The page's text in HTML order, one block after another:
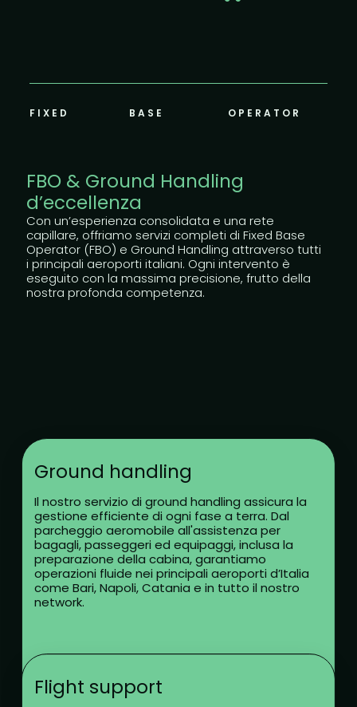
FIXED BASE OPERATOR
FBO & Ground Handling
d’eccellenza
Con un’esperienza consolidata e una rete
capillare, offriamo servizi completi di Fixed Base
Operator (FBO) e Ground Handling attraverso tutti
i principali aeroporti italiani. Ogni intervento è
eseguito con la massima precisione, frutto della
nostra profonda competenza.
Ground handling
Il nostro servizio di ground handling assicura la
gestione efficiente di ogni fase a terra. Dal
parcheggio aeromobile all'assistenza per
bagagli, passeggeri ed equipaggi, inclusa la
preparazione della cabina, garantiamo
operazioni fluide nei principali aeroporti d’Italia
come Bari, Napoli, Catania e in tutto il nostro
network.
Flight support